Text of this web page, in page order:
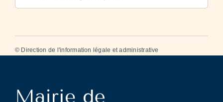
© Direction de l'information légale et administrative